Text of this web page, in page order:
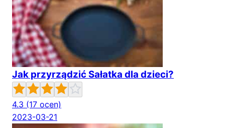
Jak przyrządzić Sałatka dla dzieci?
4.3 (17 ocen)
2023-03-21